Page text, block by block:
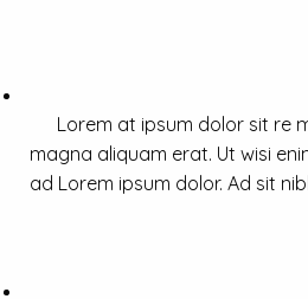
Lorem at ipsum dolor sit re
magna aliquam erat. Ut wisi
ad Lorem ipsum dolor. Ad sit